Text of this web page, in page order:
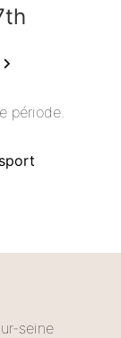
Suivant
période.
sport
seine